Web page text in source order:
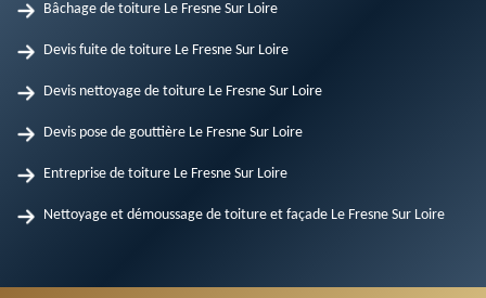
Bâchage de toiture Le Fresne Sur Loire
Devis fuite de toiture Le Fresne Sur Loire
Devis nettoyage de toiture Le Fresne Sur Loire
Devis pose de gouttière Le Fresne Sur Loire
Entreprise de toiture Le Fresne Sur Loire
Nettoyage et démoussage de toiture et façade Le Fresne Sur Loire